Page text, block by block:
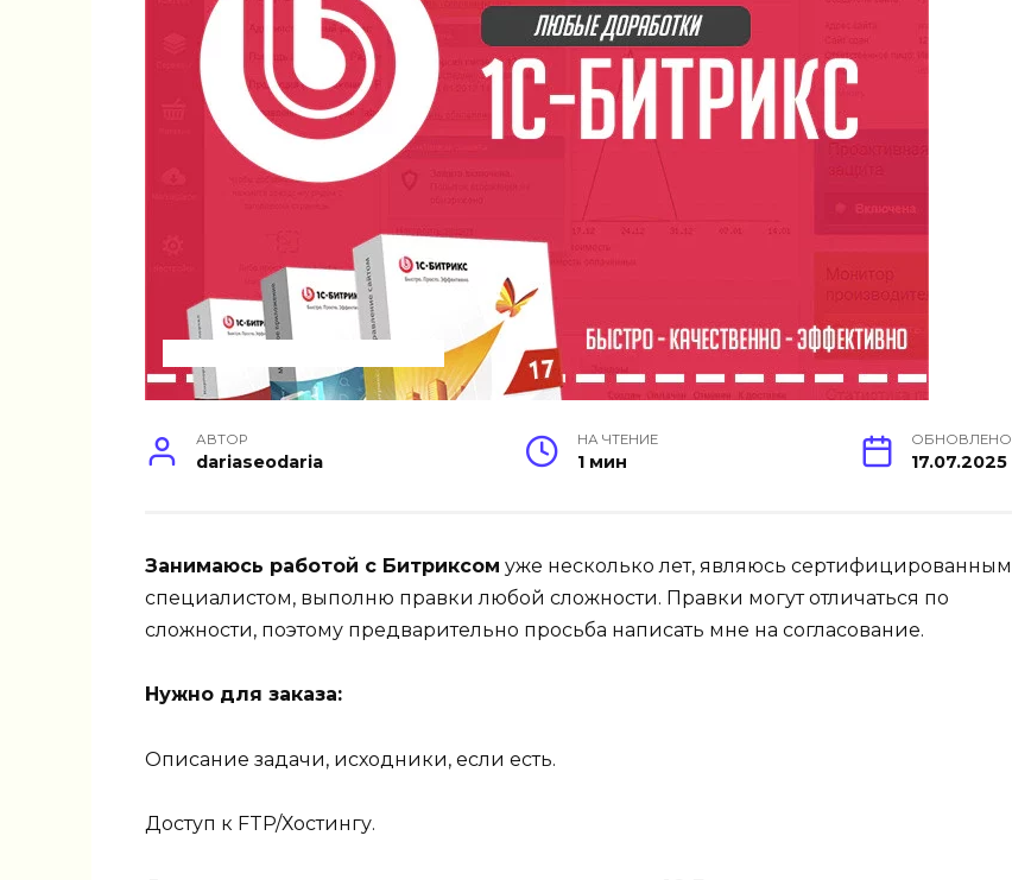
АВТОР
dariaseodaria
НА ЧТЕНИЕ
1 мин
ОБНОВЛЕНО
17.07.2025
Занимаюсь работой с Битриксом уже несколько лет, являюсь сертифицированным
специалистом, выполню правки любой сложности. Правки могут отличаться по
сложности, поэтому предварительно просьба написать мне на согласование.
Нужно для заказа:
Описание задачи, исходники, если есть.
Доступ к FTP/Хостингу.